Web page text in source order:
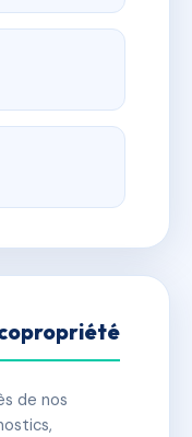
de nos